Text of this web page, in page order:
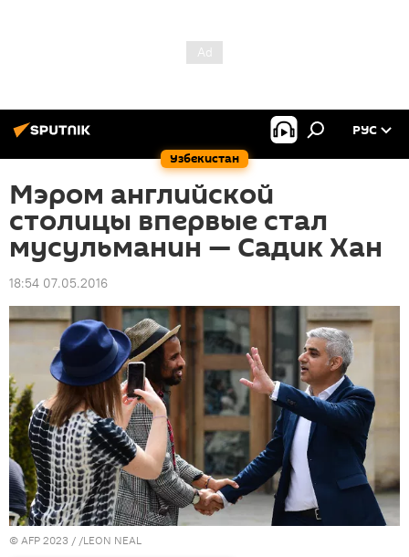
Узбекистан
РУС
Мэром английской
столицы впервые стал
мусульманин — Садик Хан
18:54 07.05.2016
© AFP 2023 / /LEON NEAL